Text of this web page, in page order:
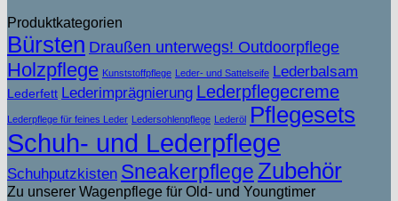
Produktkategorien
Bürsten Draußen unterwegs! Outdoorpflege
Holzpflege Kunststoffpflege Leder- und Sattelseife Lederbalsam
Lederfett Lederimprägnierung Lederpflegecreme
Lederpflege für feines Leder Ledersohlenpflege Lederöl Pflegesets
Schuh- und Lederpflege
Schuhputzkisten Sneakerpflege Zubehör
Zu unserer Wagenpflege für Old- und Youngtimer